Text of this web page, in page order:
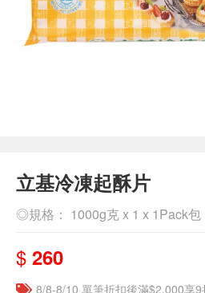
立基冷凍起酥片
◎規格： 1000g克 x 1 x 1Pack包
$ 260
8/8-8/10 單筆折扣後滿$2,000享